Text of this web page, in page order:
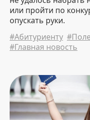
Студенты АФ
обучение по
«Технические
зеленого
31 July 2026 13:04
Последний
августа
документов
платной основе
31 July 2026 9:30
или пройти по
опускать руки.
#Абитуриенту
#Главная новость